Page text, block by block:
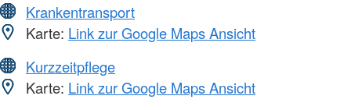
Krankentransport
Karte: Link zur Google Maps Ansicht
Kurzzeitpflege
Karte: Link zur Google Maps Ansicht